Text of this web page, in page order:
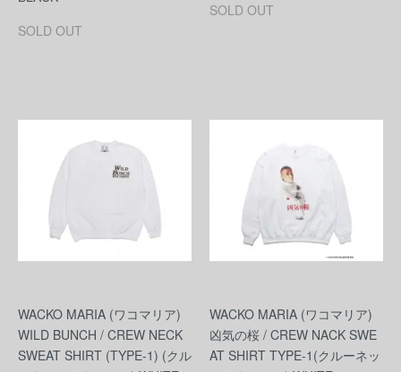
SOLD OUT
SOLD OUT
WACKO MARIA (ワコマリア)
WILD BUNCH / CREW NECK
SWEAT SHIRT (TYPE-1) (クル
WACKO MARIA (ワコマリア)
凶気の桜 / CREW NACK SWE
AT SHIRT TYPE-1(クルーネッ